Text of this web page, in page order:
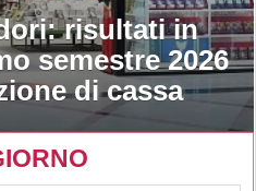
risultati in
semestre 2026
di cassa